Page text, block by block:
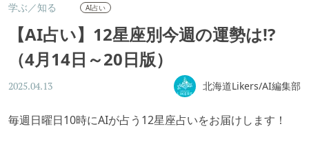
学ぶ／知る AI占い
【AI占い】12星座別今週の運勢は!?
（4月14日～20日版）
2025.04.13 北海道Likers/AI編集部
毎週日曜日10時にAIが占う12星座占いをお届けします！